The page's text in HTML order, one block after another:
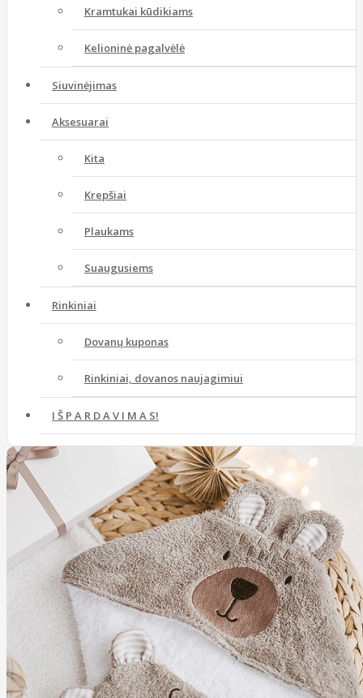
Kramtukai kūdikiams
Kelioninė pagalvėlė
Siuvinėjimas
Aksesuarai
Kita
Krepšiai
Plaukams
Suaugusiems
Rinkiniai
Dovanų kuponas
Rinkiniai, dovanos naujagimiui
I Š P A R D A V I M A S!